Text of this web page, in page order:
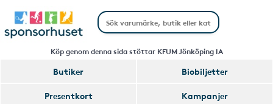
Köp genom denna sida stöttar KFUM Jönköping IA
Butiker
Biobiljetter
Presentkort
Kampanjer